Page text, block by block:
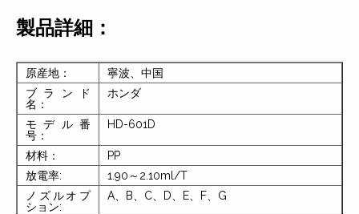
製品詳細：
原産地：
寧波、中国
ブランド
名：
ホンダ
モデル番
号：
HD-601D
材料：
PP
放電率:
1.90～2.10ml/T
ノズルオプ
ション:
A、B、C、D、E、F、G